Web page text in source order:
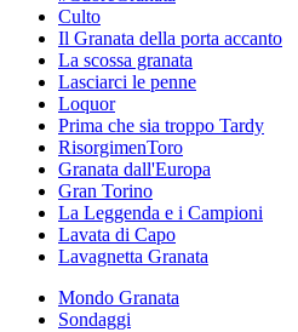
Culto
Il Granata della porta accanto
La scossa granata
Lasciarci le penne
Loquor
Prima che sia troppo Tardy
RisorgimenToro
Granata dall'Europa
Gran Torino
La Leggenda e i Campioni
Lavata di Capo
Lavagnetta Granata
Mondo Granata
Sondaggi